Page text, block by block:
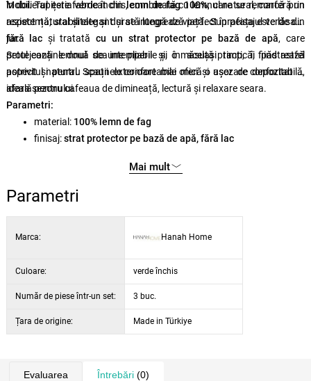
în doi. Tapițeria verde închis, combinată cu lemnul natural, conferă un
aspect natural și elegant și se integrează perfect în peisajul verde din
jur.
Mobilierul este fabricat dinlemn de fag 100%, care se remarcă prin
rezistență, stabilitate și durată lungă de viață. Suprafața este lăsată
fără lacși tratată cu un strat protector pe bază de apă, care
protejează lemnul de intemperii și, în același timp, îi păstrează
aspectul natural. Scaunele confortabile oferă o așezare confortabilă,
ideală pentru cafeaua de dimineață, lectură și relaxare seara.
Setul conține două scaune pliabile și o măsuță practică, fiind astfel
potrivit și pentru spații exterioare mai mici și ușor de depozitat în
afara sezonului.
Parametri:
material: 100% lemn de fag
finisaj:strat protector pe bază de apă, fără lac
50 × 81 × 50 cm(l × î × ad)
dimensiunea scaunului pliat:
număr de scaune:
capacitate de încărcare a mesei:60 kg
Mai mult
Parametri
Marca: Hanah Home
Culoare: verde închis
Număr de piese într-un set: 3 buc.
Țara de origine: Made in Türkiye
Evaluarea Întrebări(0)